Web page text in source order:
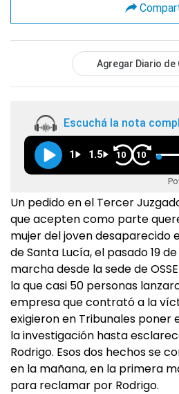
Agregar Diario de
Escuchá la nota
1 1.5 10 10
Un pedido en el Tercer
que acepten como parte
mujer del joven desaparecido
de Santa Lucía, el pasado 19
marcha desde la sede de
la que casi 50 personas
empresa que contrató a la
exigieron en Tribunales poner
la investigación hasta
Rodrigo. Esos dos hechos se
en la mañana, en la primera
para reclamar por Rodrigo.